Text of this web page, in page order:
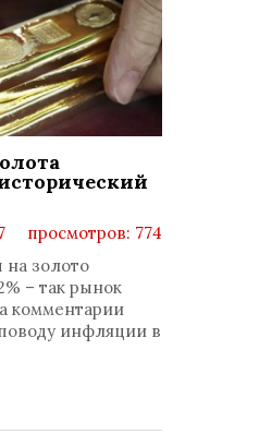
просмотров: 774
золото
– так рынок
комментарии
инфляции в